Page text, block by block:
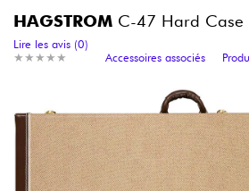
Amplis & Effets
Synthés & Sampleurs
Home Studio
HAGSTROM C-47 Hard Case
★ ★ ★ ★ ★
★ ★ ★ ★ ★
Lire les avis (0)
Accessoires associés